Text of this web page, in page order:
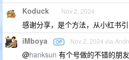
Koduck Nov 2, 2024
感谢分享，是个方法，从小红书
iMboya OP Nov 2, 2024 via
@hanksun 有个号做的不错的朋